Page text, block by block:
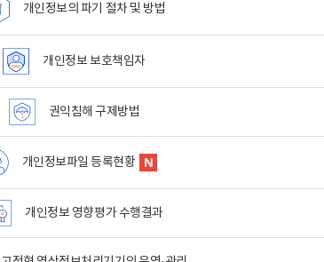
개인정보의 파기 절차 및 방법
개인정보 보호책임자
권익침해 구제방법
개인정보파일 등록현황
개인정보 영향평가 수행결과